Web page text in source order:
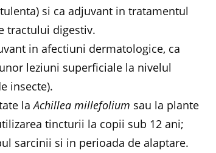
si ca adjuvant in tratamentul
tractului digestiv.
in afectiuni dermatologice, ca
leziuni superficiale la nivelul
insecte).
la Achillea millefolium sau la plante
tincturii la copii sub 12 ani;
sarcinii si in perioada de alaptare.